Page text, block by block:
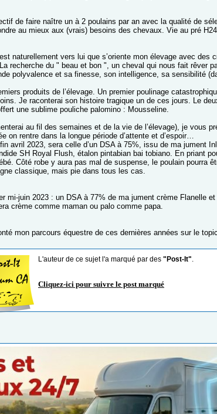
de faire naître un à 2 poulains par an avec la qualité de
au mieux aux (vrais) besoins des chevaux. Vie au pré
naturellement vers lui que s’oriente mon élevage avec des
recherche du " beau et bon ", un cheval qui nous fait rêver
polyvalence et sa finesse, son intelligence, sa sensibilité
produits de l’élevage. Un premier poulinage
Je raconterai son histoire tragique un de ces jours. Le
une sublime pouliche palomino : Mousseline.
au fil des semaines et de la vie de l’élevage), je vous
on rentre dans la longue période d’attente et d’espoir…
avril 2023, sera celle d’un DSA à 75%, issu de ma jument
SH Royal Flush, étalon pintabian bai tobiano. En priant
Côté robe y aura pas mal de suspense, le poulain pourra
classique, mais pie dans tous les cas.
mi-juin 2023 : un DSA à 77% de ma jument crème Flanelle et
crème comme maman ou palo comme papa.
mon parcours équestre de ces dernières années sur le
L'auteur de ce sujet l'a marqué par des "Post-It".
Cliquez-ici pour suivre le post marqué